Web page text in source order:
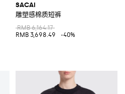
SACAI
雕塑感棉质短裤
RMB 6,164.17
RMB 3,698.49
-40%